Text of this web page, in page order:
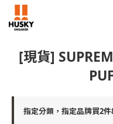
[現貨]
指定分類，指定品牌買2件